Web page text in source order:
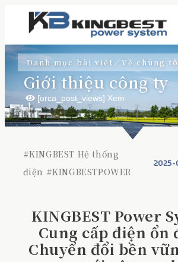
Danh mục bài viết／Về chúng
Giới thiệu công ty
[orca_post_views] Xem
#KINGBEST Hệ thống
điện #KINGBESTPOWER
KINGBEST Power
Cung cấp điện
Chuyển đổi bền